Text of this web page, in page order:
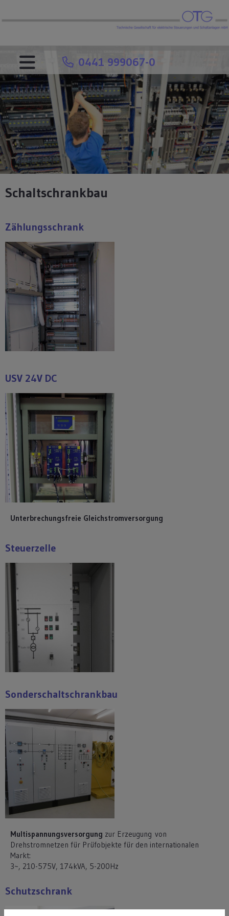
0441 999067-0
Schaltschrankbau
Zählungsschrank
USV 24V DC
Unterbrechungsfreie Gleichstromversorgung
Steuerzelle
Sonderschaltschrankbau
Multispannungsversorgung zur Erzeugung von
Drehstromnetzen für Prüfobjekte für den internationalen
Markt:
3~, 210-575V, 174kVA, 5-200Hz
Schutzschrank